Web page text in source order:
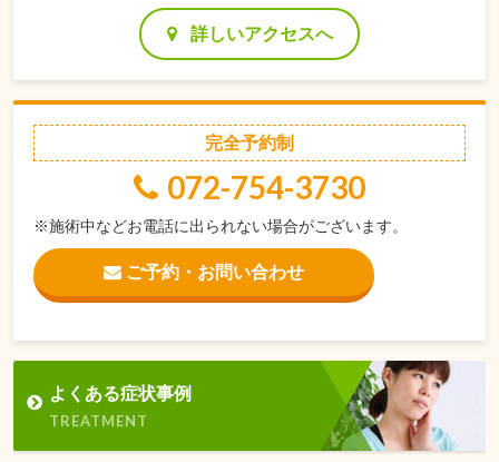
詳しいアクセスへ
完全予約制
072-754-3730
※施術中などお電話に出られない場合がございます。
ご予約・お問い合わせ
よくある症状事例
TREATMENT